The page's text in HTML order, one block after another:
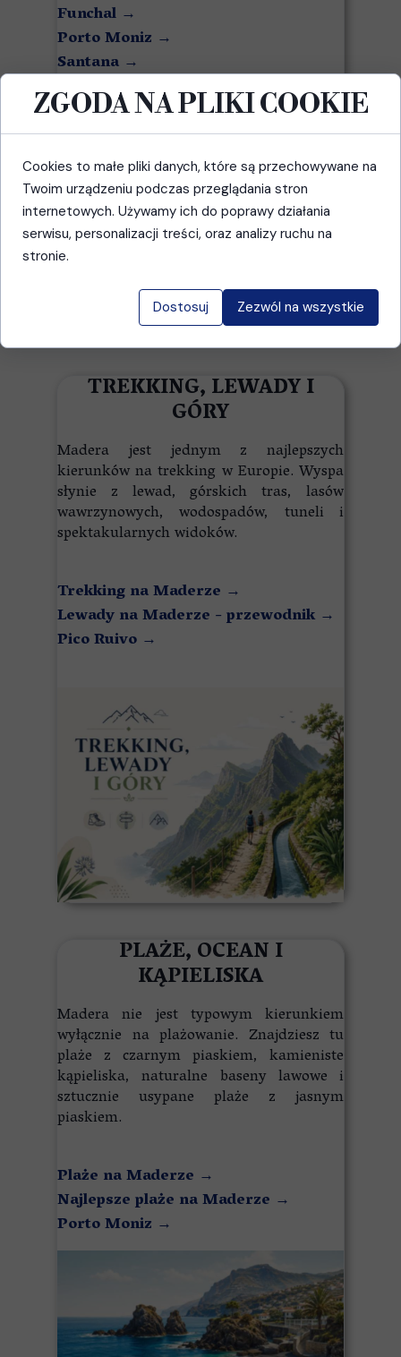
Funchal →
Porto Moniz →
Santana →
PLAŻE, OCEAN I
KĄPIELISKA
Madera nie jest typowym kierunkiem
wyłącznie na plażowanie. Znajdziesz tu
plaże z czarnym piaskiem, kamieniste
kąpieliska, naturalne baseny lawowe i
sztucznie usypane plaże z jasnym
piaskiem.
Plaże na Maderze →
Najlepsze plaże na Maderze →
Porto Moniz →
TREKKING, LEWADY I
GÓRY
Madera jest jednym z najlepszych
kierunków na trekking w Europie. Wyspa
słynie z lewad, górskich tras, lasów
wawrzynowych, wodospadów, tuneli i
spektakularnych widoków.
Trekking na Maderze →
Lewady na Maderze - przewodnik →
Pico Ruivo →
ZGODA NA PLIKI COOKIE
Cookies to małe pliki danych, które są przechowywane na
Twoim urządzeniu podczas przeglądania stron
internetowych. Używamy ich do poprawy działania
serwisu, personalizacji treści, oraz analizy ruchu na
stronie.
Dostosuj Zezwól na wszystkie